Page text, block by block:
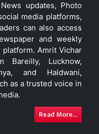
updates, Photo
media platforms,
can also access
and weekly
Amrit Vichar
Bareilly, Lucknow,
and Haldwani,
as a trusted voice in
Read More...